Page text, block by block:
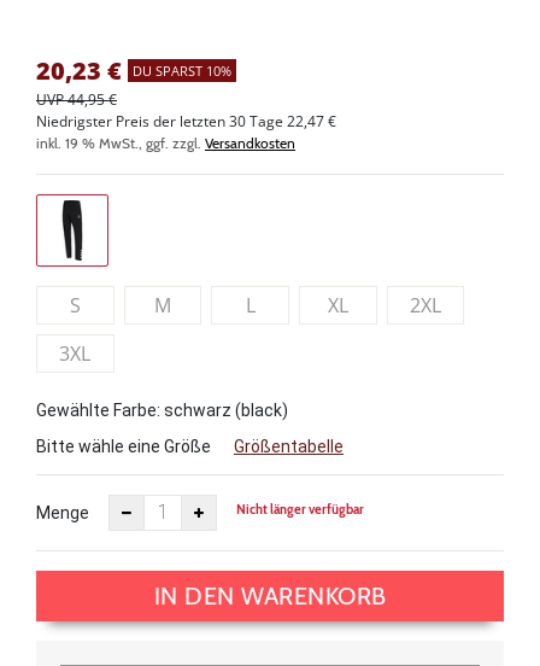
20,23 € DU SPARST 10%
UVP 44,95 €
Niedrigster Preis der letzten 30 Tage 22,47 €
inkl. 19 % MwSt., ggf. zzgl. Versandkosten
S M L XL
2XL
3XL
Gewählte Farbe: schwarz (black)
Bitte wähle eine Größe
Größentabelle
Menge Nicht länger verfügbar
IN DEN WARENKORB